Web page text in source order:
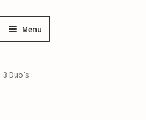
Menu
3 Duo’s :